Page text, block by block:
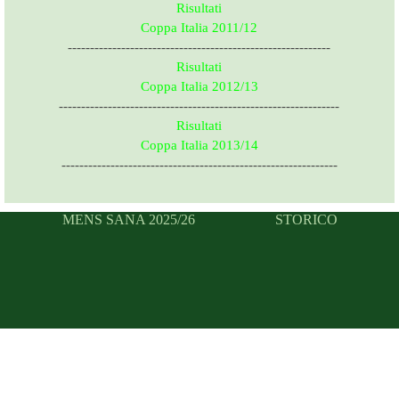
Risultati
Coppa Italia 2011/12
-----------------------------------------------------------
Risultati
Coppa Italia 2012/13
---------------------------------------------------------------
Risultati
Coppa Italia 2013/14
--------------------------------------------------------------
MENS SANA 2025/26 STORICO